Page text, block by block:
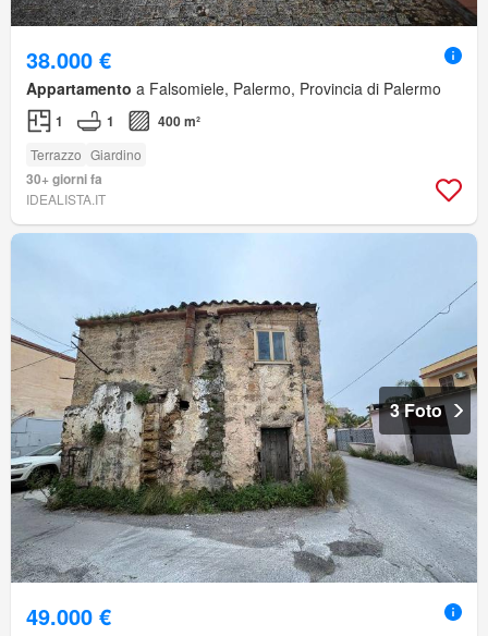
38.000 €
Appartamento a Falsomiele, Palermo, Provincia di Palermo
1 1 400 m²
Terrazzo Giardino
30+ giorni fa
IDEALISTA.IT
3 Foto
49.000 €